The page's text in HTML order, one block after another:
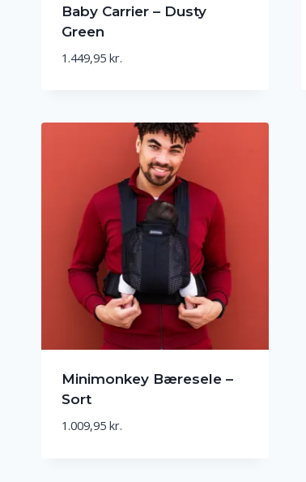
Baby Carrier – Dusty
Green
1.449,95 kr.
Minimonkey Bæresele –
Sort
1.009,95 kr.